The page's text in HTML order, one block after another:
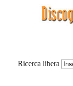
Ricerca libera